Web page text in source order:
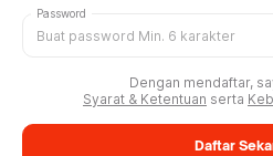
Password
Dengan mendaftar,
Syarat & Ketentuan serta
Daftar